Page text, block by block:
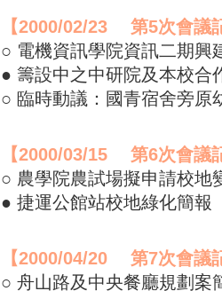
【2000/02/23 第5次會議
○ 電機資訊學院資訊二期興
● 籌設中之中研院及本校合
○ 臨時動議：國青宿舍旁原
【2000/03/15 第6次會議
○ 農學院農試場擬申請校地
● 捷運公館站校地綠化簡報
【2000/04/20 第7次會議
○ 舟山路及中央餐廳規劃案